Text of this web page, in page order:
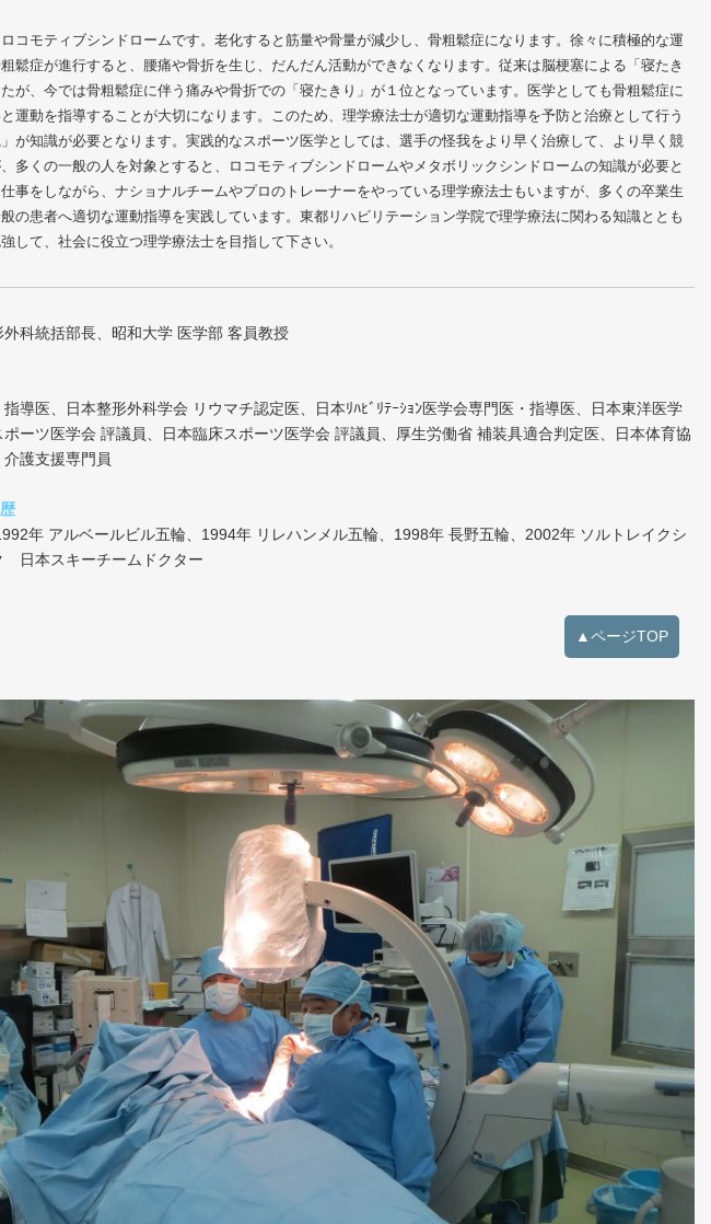
コモティブシンドロームです。老化すると筋量や骨量が減少し、骨粗鬆症になります。徐々に積極的な運
鬆症が進行すると、腰痛や骨折を生じ、だんだん活動ができなくなります。従来は脳梗塞による「寝たき
が、今では骨粗鬆症に伴う痛みや骨折での「寝たきり」が１位となっています。医学としても骨粗鬆症に
運動を指導することが大切になります。このため、理学療法士が適切な運動指導を予防と治療として行う
が知識が必要となります。実践的なスポーツ医学としては、選手の怪我をより早く治療して、より早く競
多くの一般の人を対象とすると、ロコモティブシンドロームやメタボリックシンドロームの知識が必要と
事をしながら、ナショナルチームやプロのトレーナーをやっている理学療法士もいますが、多くの卒業生
の患者へ適切な運動指導を実践しています。東都リハビリテーション学院で理学療法に関わる知識ととも
して、社会に役立つ理学療法士を目指して下さい。
科統括部長、昭和大学 医学部 客員教授
導医、日本整形外科学会 リウマチ認定医、日本ﾘﾊﾋﾞﾘﾃｰｼｮﾝ医学会専門医・指導医、日本東洋医学
ーツ医学会 評議員、日本臨床スポーツ医学会 評議員、厚生労働省 補装具適合判定医、日本体育協
護支援専門員
年 アルベールビル五輪、1994年 リレハンメル五輪、1998年 長野五輪、2002年 ソルトレイクシ
日本スキーチームドクター
▲ページTOP